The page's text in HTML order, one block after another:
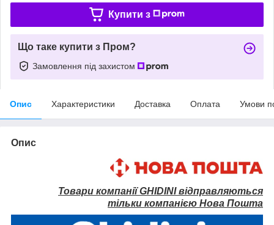
Купити з
Що таке купити з Пром?
Замовлення під захистом
Опис Характеристики Доставка Оплата Умови
Опис
Товари компанії GHIDINI відправляються
тільки компанією Нова Пошта